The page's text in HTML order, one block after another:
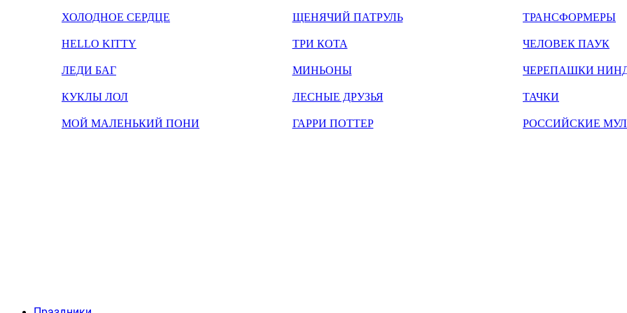
ХОЛОДНОЕ СЕРДЦЕ
HELLO KITTY
ЛЕДИ БАГ
КУКЛЫ ЛОЛ
МОЙ МАЛЕНЬКИЙ ПОНИ
ЩЕНЯЧИЙ ПАТРУЛЬ
ТРИ КОТА
МИНЬОНЫ
ЛЕСНЫЕ ДРУЗЬЯ
ГАРРИ ПОТТЕР
ТРАНСФОРМЕРЫ
ЧЕЛОВЕК ПАУК
ЧЕРЕПАШКИ
ТАЧКИ
РОССИЙСКИЕ